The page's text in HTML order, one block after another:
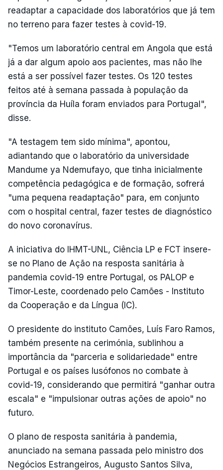
readaptar a capacidade dos laboratórios que já tem
no terreno para fazer testes à covid-19.
"Temos um laboratório central em Angola que está
já a dar algum apoio aos pacientes, mas não lhe
está a ser possível fazer testes. Os 120 testes
feitos até à semana passada à população da
província da Huíla foram enviados para Portugal",
disse.
"A testagem tem sido mínima", apontou,
adiantando que o laboratório da universidade
Mandume ya Ndemufayo, que tinha inicialmente
competência pedagógica e de formação, sofrerá
"uma pequena readaptação" para, em conjunto
com o hospital central, fazer testes de diagnóstico
do novo coronavírus.
A iniciativa do IHMT-UNL, Ciência LP e FCT insere-
se no Plano de Ação na resposta sanitária à
pandemia covid-19 entre Portugal, os PALOP e
Timor-Leste, coordenado pelo Camões - Instituto
da Cooperação e da Língua (IC).
O presidente do instituto Camões, Luís Faro Ramos,
também presente na cerimónia, sublinhou a
importância da "parceria e solidariedade" entre
Portugal e os países lusófonos no combate à
covid-19, considerando que permitirá "ganhar outra
escala" e "impulsionar outras ações de apoio" no
futuro.
O plano de resposta sanitária à pandemia,
anunciado na semana passada pelo ministro dos
Negócios Estrangeiros, Augusto Santos Silva,